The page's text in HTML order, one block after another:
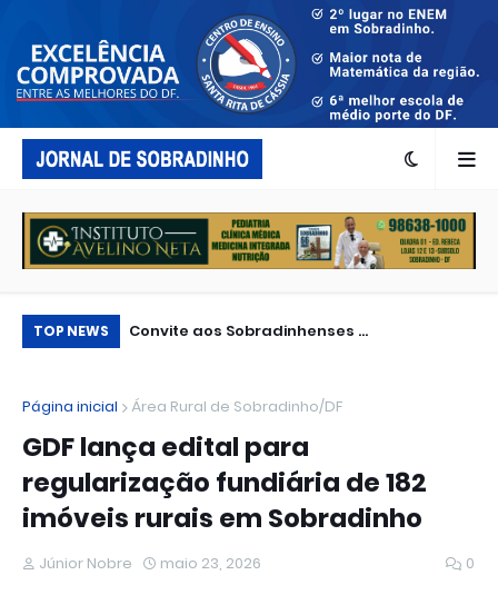
TOP NEWS Convite aos Sobradinhenses ...
Página inicial Área Rural de Sobradinho/DF
GDF lança edital para
regularização fundiária de 182
imóveis rurais em Sobradinho
Júnior Nobre maio 23, 2026 0